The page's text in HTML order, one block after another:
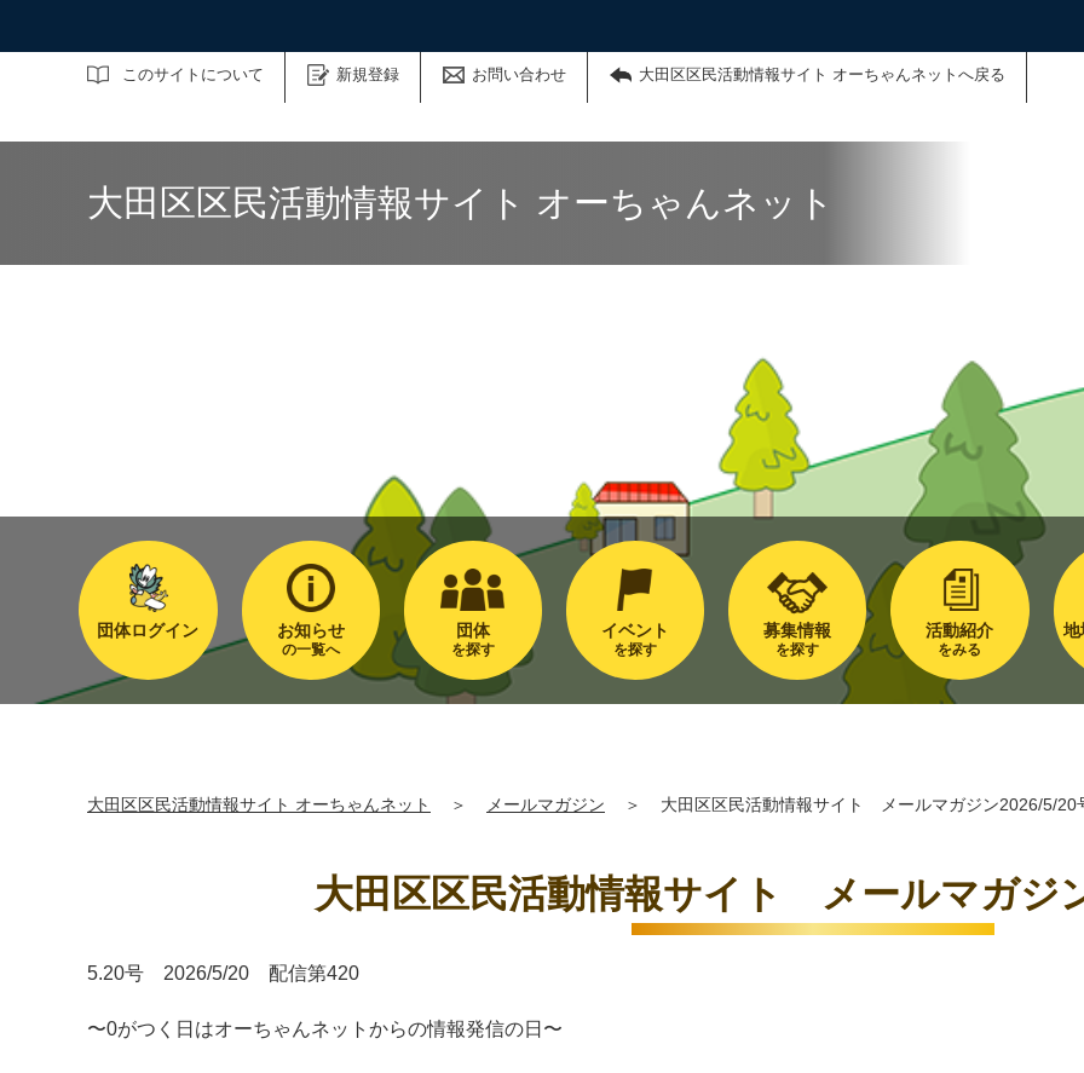
このサイトについて 新規登録 お問い合わせ 大田区区民活動情報サイト オーちゃんネットへ戻る
サイト内検索
大田区区民活動情報サイト オーちゃんネット
団体ログイン お知らせ
の一覧へ
団体
を探す
イベント
を探す
募集情報
を探す
活動紹介
をみる
地
大田区区民活動情報サイト オーちゃんネット ＞ メールマガジン ＞ 大田区区民活動情報サイト メールマガジン2026/5/20
大田区区民活動情報サイト メールマガジ
5.20号 2026/5/20 配信第420
〜0がつく日はオーちゃんネットからの情報発信の日〜